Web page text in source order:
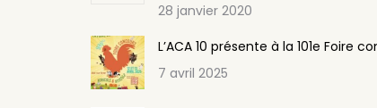
28 janvier 2020
L’ACA 10 présente à la 101e Foire
7 avril 2025